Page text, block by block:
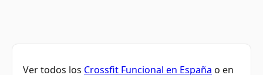
Ver todos los Crossfit Funcional en España o en